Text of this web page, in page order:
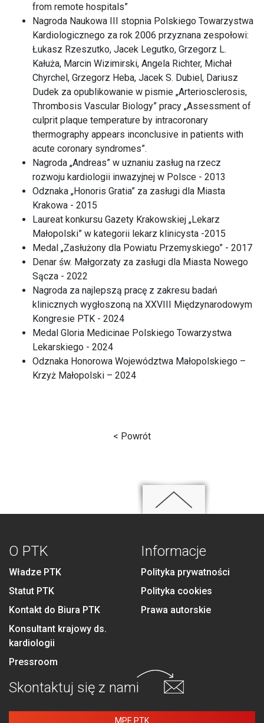
from remote hospitals”
Nagroda Naukowa III stopnia Polskiego Towarzystwa
Kardiologicznego za rok 2006 przyznana zespołowi:
Łukasz Rzeszutko, Jacek Legutko, Grzegorz L.
Kałuża, Marcin Wizimirski, Angela Richter, Michał
Chyrchel, Grzegorz Heba, Jacek S. Dubiel, Dariusz
Dudek za opublikowanie w pismie „Arteriosclerosis,
Thrombosis Vascular Biology” pracy „Assessment of
culprit plaque temperature by intracoronary
thermography appears inconclusive in patients with
acute coronary syndromes”.
Nagroda „Andreas” w uznaniu zasług na rzecz
rozwoju kardiologii inwazyjnej w Polsce - 2013
Odznaka „Honoris Gratia” za zasługi dla Miasta
Krakowa - 2015
Laureat konkursu Gazety Krakowskiej „Lekarz
Małopolski” w kategorii lekarz klinicysta -2015
Medal „Zasłużony dla Powiatu Przemyskiego” - 2017
Denar św. Małgorzaty za zasługi dla Miasta Nowego
Sącza - 2022
Nagroda za najlepszą pracę z zakresu badań
klinicznych wygłoszoną na XXVIII Międzynarodowym
Kongresie PTK - 2024
Medal Gloria Medicinae Polskiego Towarzystwa
Lekarskiego - 2024
Odznaka Honorowa Województwa Małopolskiego –
Krzyż Małopolski – 2024
< Powrót
O PTK
Władze PTK
Statut PTK
Kontakt do Biura PTK
Konsultant krajowy ds.
kardiologii
Pressroom
Informacje
Polityka prywatności
Polityka cookies
Prawa autorskie
Skontaktuj się z nami
MPE PTK